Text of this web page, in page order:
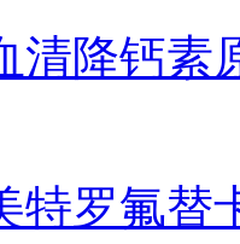
清降钙素
特罗氟替